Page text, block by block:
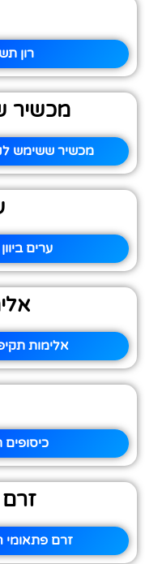
רון
מכשיר
מכשיר ששימש
ערים
אלימות
זרם פתאומי